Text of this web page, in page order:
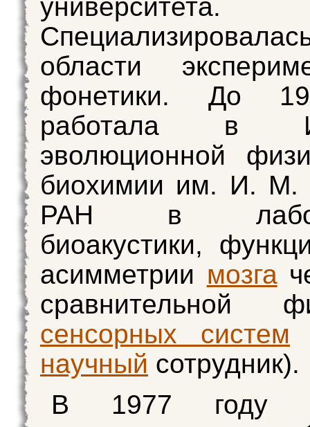
университета.
области
фонетики. До
работала в
эволюционной
биохимии им. И. М.
РАН в
биоакустики,
асимметрии мозга
сравнительной
сенсорных систем
научный сотрудник).
В 1977 году